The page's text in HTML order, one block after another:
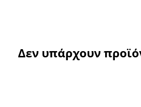
Δεν υπάρχουν